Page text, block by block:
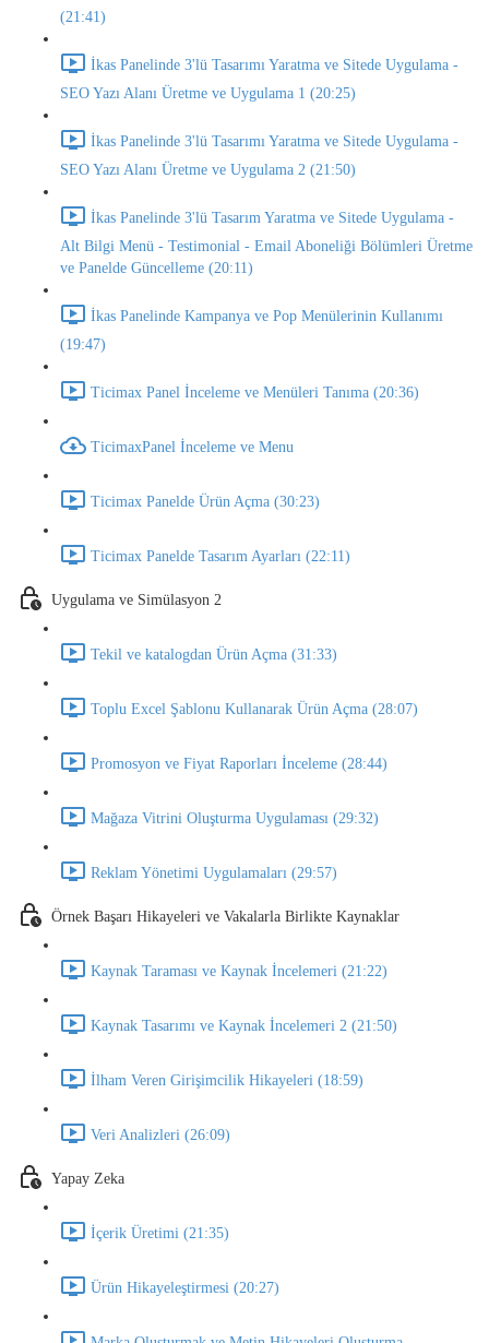
(21:41)
İkas Panelinde 3'lü Tasarımı Yaratma ve Sitede Uygulama -
SEO Yazı Alanı Üretme ve Uygulama 1 (20:25)
İkas Panelinde 3'lü Tasarımı Yaratma ve Sitede Uygulama -
SEO Yazı Alanı Üretme ve Uygulama 2 (21:50)
İkas Panelinde 3'lü Tasarım Yaratma ve Sitede Uygulama -
Alt Bilgi Menü - Testimonial - Email Aboneliği Bölümleri Üretme
ve Panelde Güncelleme (20:11)
İkas Panelinde Kampanya ve Pop Menülerinin Kullanımı
(19:47)
Ticimax Panel İnceleme ve Menüleri Tanıma (20:36)
TicimaxPanel İnceleme ve Menu
Ticimax Panelde Ürün Açma (30:23)
Ticimax Panelde Tasarım Ayarları (22:11)
Uygulama ve Simülasyon 2
Tekil ve katalogdan Ürün Açma (31:33)
Toplu Excel Şablonu Kullanarak Ürün Açma (28:07)
Promosyon ve Fiyat Raporları İnceleme (28:44)
Mağaza Vitrini Oluşturma Uygulaması (29:32)
Reklam Yönetimi Uygulamaları (29:57)
Örnek Başarı Hikayeleri ve Vakalarla Birlikte Kaynaklar
Kaynak Taraması ve Kaynak İncelemeri (21:22)
Kaynak Tasarımı ve Kaynak İncelemeri 2 (21:50)
İlham Veren Girişimcilik Hikayeleri (18:59)
Veri Analizleri (26:09)
Yapay Zeka
İçerik Üretimi (21:35)
Ürün Hikayeleştirmesi (20:27)